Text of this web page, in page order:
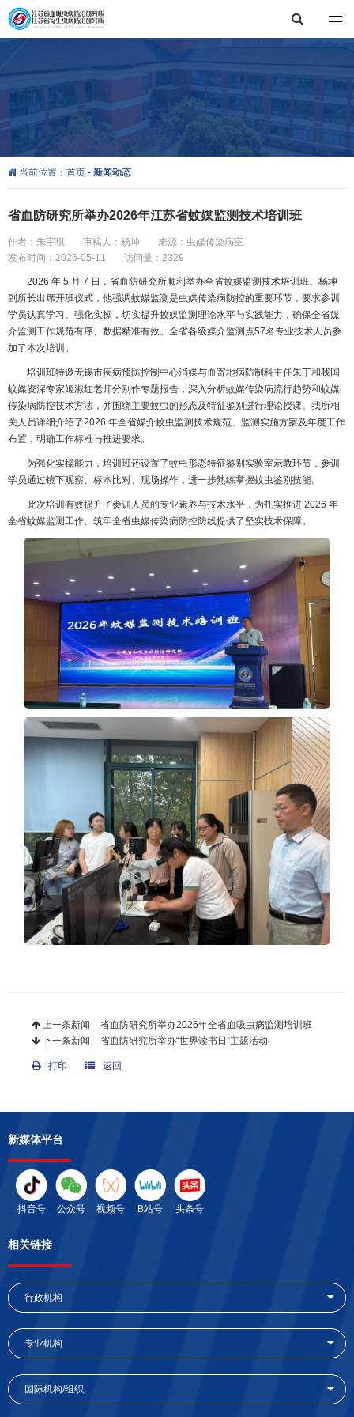
江苏省血吸虫病防治研究所，江苏省寄生虫病防治研究所
当前位置： 首页 - 新闻动态
省血防研究所举办2026年江苏省蚊媒监测技术培训班
作者：朱宇琪 审稿人：杨坤
来源：虫媒传染病室
发布时间：2026-05-11
访问量：2329
2026 年 5 月 7 日，省血防研究所顺利举办全省蚊媒监测技术培训班。杨坤
副所长出席开班仪式，他强调蚊媒监测是虫媒传染病防控的重要环节，要求参训
学员认真学习、强化实操，切实提升蚊媒监测理论水平与实践能力，确保全省媒
介监测工作规范有序、数据精准有效。全省各级媒介监测点57名专业技术人员参
加了本次培训。
培训班特邀无锡市疾病预防控制中心消媒与血寄地病防制科主任朱丁和我国
蚊媒资深专家姬淑红老师分别作专题报告，深入分析蚊媒传染病流行趋势和蚊媒
传染病防控技术方法，并围绕主要蚊虫的形态及特征鉴别进行理论授课。我所相
关人员详细介绍了2026 年全省媒介蚊虫监测技术规范、监测实施方案及年度工作
布置，明确工作标准与推进要求。
为强化实操能力，培训班还设置了蚊虫形态特征鉴别实验室示教环节，参训
学员通过镜下观察、标本比对、现场操作，进一步熟练掌握蚊虫鉴别技能。
此次培训有效提升了参训人员的专业素养与技术水平，为扎实推进 2026 年
全省蚊媒监测工作、筑牢全省虫媒传染病防控防线提供了坚实技术保障。
上一条新闻
省血防研究所举办2026年全省血吸虫病监测培训班
下一条新闻
省血防研究所举办“世界读书日”主题活动
打印 返回
新媒体平台
抖音号 公众号 视频号 B站号 头条号
相关链接
行政机构
专业机构
国际机构/组织